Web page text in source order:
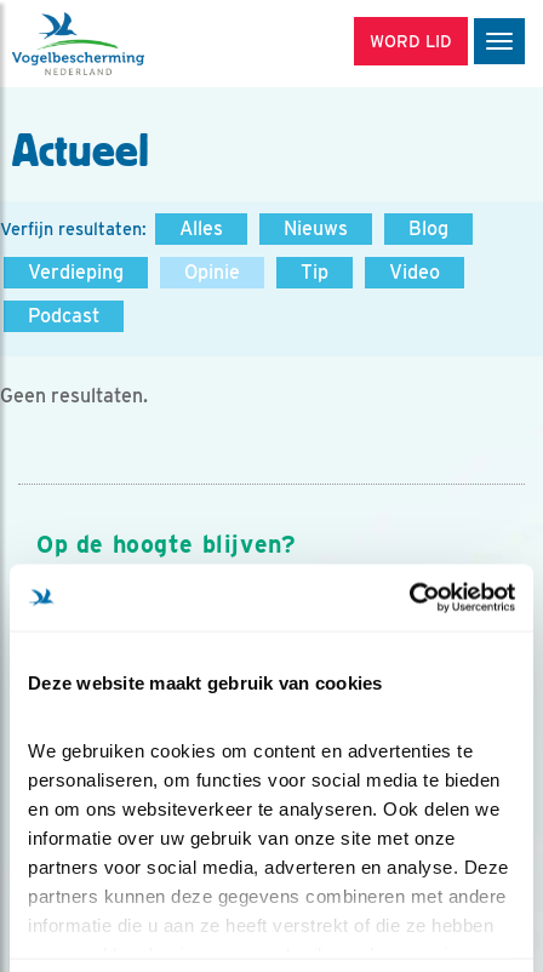
Deze website maakt gebruik van cookies
We gebruiken cookies om content en advertenties te
personaliseren, om functies voor social media te bieden
en om ons websiteverkeer te analyseren. Ook delen we
informatie over uw gebruik van onze site met onze
partners voor social media, adverteren en analyse. Deze
partners kunnen deze gegevens combineren met andere
informatie die u aan ze heeft verstrekt of die ze hebben
WORD LID
Actueel
Verfijn resultaten: Alles Nieuws
Blog
Verdieping
Opinie Tip
Video
Podcast
Geen resultaten.
Op de hoogte blijven?
Meld je aan en ontvang nieuws, inspiratie, acties en tips
over vogels en activiteiten van Vogelbescherming.